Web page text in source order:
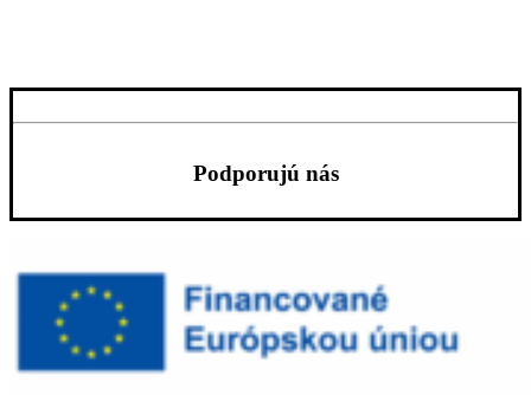
Podporujú nás